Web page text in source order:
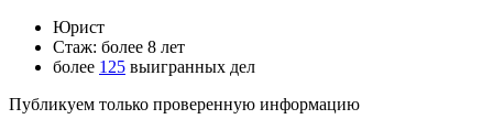
Юрист
Стаж: более 8 лет
более 125 выигранных дел
Публикуем только проверенную информацию